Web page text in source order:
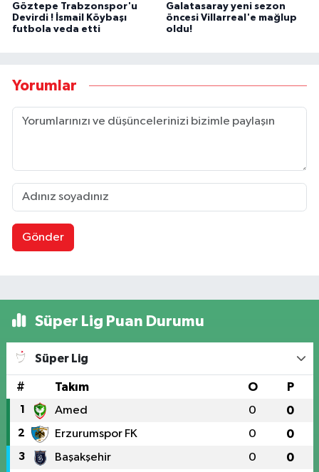
Göztepe Trabzonspor'u
Devirdi ! İsmail Köybaşı
futbola veda etti
Galatasaray yeni sezon
öncesi Villarreal'e mağlup
oldu!
Yorumlar
Gönder
Süper Lig Puan Durumu
Süper Lig
# Takım O P
1 Amed 0 0
2 Erzurumspor FK 0 0
3 Başakşehir 0 0